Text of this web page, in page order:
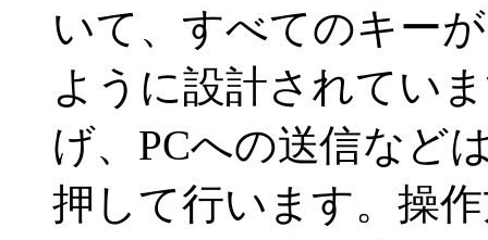
いて、すべてのキー
ように設計されてい
げ、PCへの送信など
押して行います。操